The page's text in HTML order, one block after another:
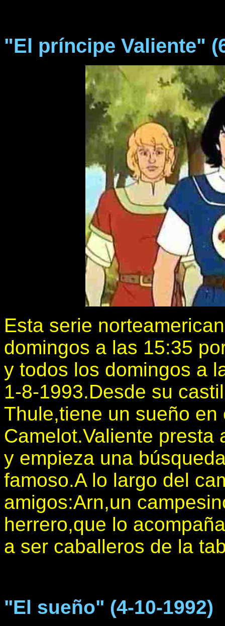
"El príncipe Valiente"
Esta serie
domingos a las 15:35
y todos los domingos a
1-8-1993.Desde su
Thule,tiene un sueño
Camelot.Valiente
y empieza una
famoso.A lo largo del
amigos:Arn,un
herrero,que lo
a ser caballeros de la
"El sueño" (4-10-1992)